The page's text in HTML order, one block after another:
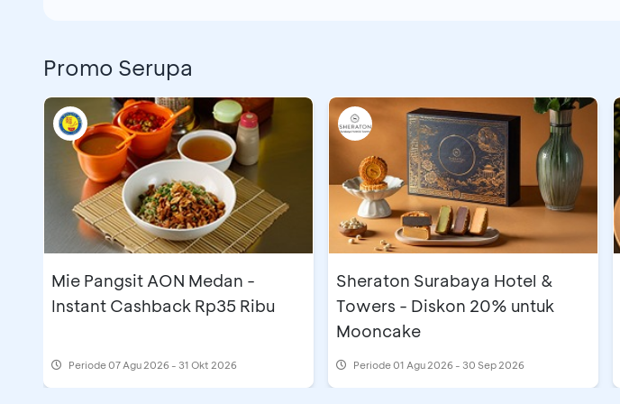
Promo Serupa
Mie Pangsit AON Medan -
Instant Cashback Rp35 Ribu
Periode07 Agu 2026 - 31 Okt 2026
Sheraton Surabaya Hotel &
Towers - Diskon 20% untuk
Mooncake
Periode01 Agu 2026 - 30 Sep 2026